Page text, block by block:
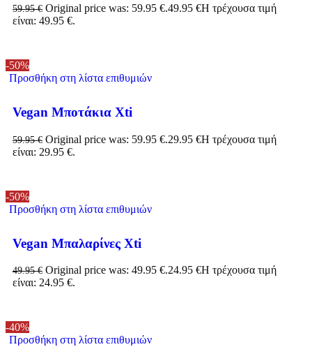
59.95€ Original price was: 59.95 €.49.95 €Η τρέχουσα τιμή
είναι: 49.95 €.
-50%
Προσθήκη στη λίστα επιθυμιών
Vegan Μποτάκια Xti
59.95€ Original price was: 59.95 €.29.95 €Η τρέχουσα τιμή
είναι: 29.95 €.
-50%
Προσθήκη στη λίστα επιθυμιών
Vegan Μπαλαρίνες Xti
49.95€ Original price was: 49.95 €.24.95 €Η τρέχουσα τιμή
είναι: 24.95 €.
-40%
Προσθήκη στη λίστα επιθυμιών